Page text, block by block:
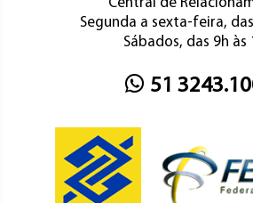
Central de
Segunda a sexta-feira,
Sábados, das 9h às
51